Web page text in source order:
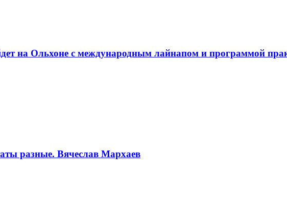
на Ольхоне с международным лайнапом и программой
разные. Вячеслав Мархаев